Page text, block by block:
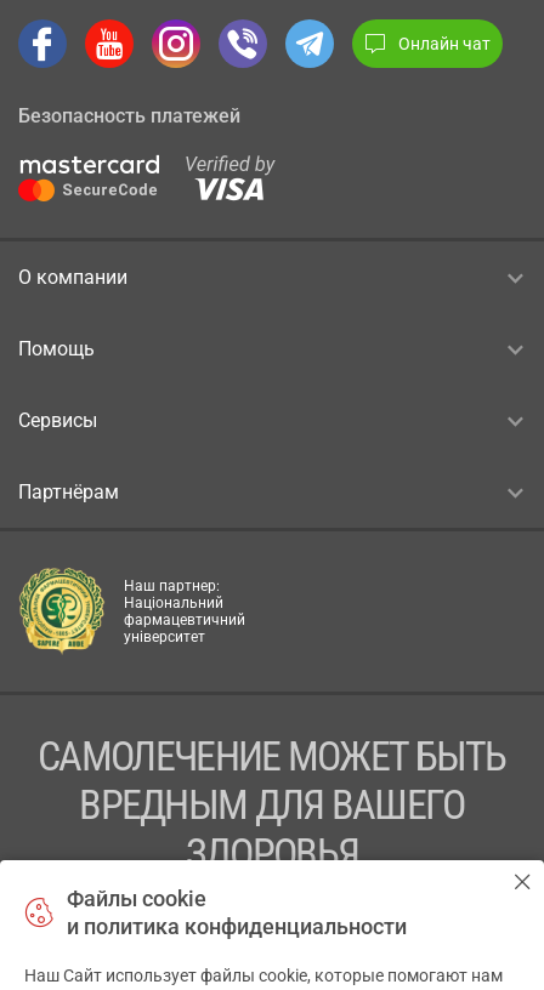
Онлайн чат
Безопасность платежей
О компании
Помощь
Сервисы
Партнёрам
Наш партнер:
Національний
фармацевтичний
університет
САМОЛЕЧЕНИЕ МОЖЕТ БЫТЬ
ВРЕДНЫМ ДЛЯ ВАШЕГО
ЗДОРОВЬЯ
ПЕРЕД ПРИМЕНЕНИЕМ ПРЕПАРАТА
ПРОКОНСУЛЬТИРУЙТЕСЬ С ВРАЧОМ
Файлы cookie
и политика конфиденциальности
Наш Сайт использует файлы cookie, которые помогают нам